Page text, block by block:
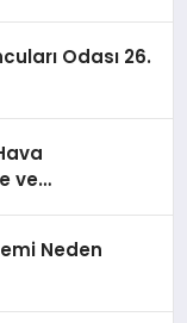
Odası 26.
ve
Neden